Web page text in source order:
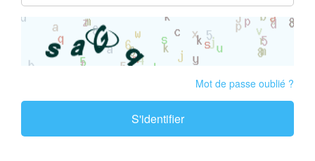
Mot de passe oublié ?
S'identifier